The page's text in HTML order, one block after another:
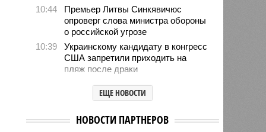
10:44
Премьер Литвы Синкявичюс
опроверг слова министра обороны
о российской угрозе
10:39
Украинскому кандидату в конгресс
США запретили приходить на
пляж после драки
Аргентина и Мексика поддержали
Инфантино после его промаха с
10:28
Крупнейшие финансовые
ЕЩЕ НОВОСТИ
НОВОСТИ ПАРТНЕРОВ